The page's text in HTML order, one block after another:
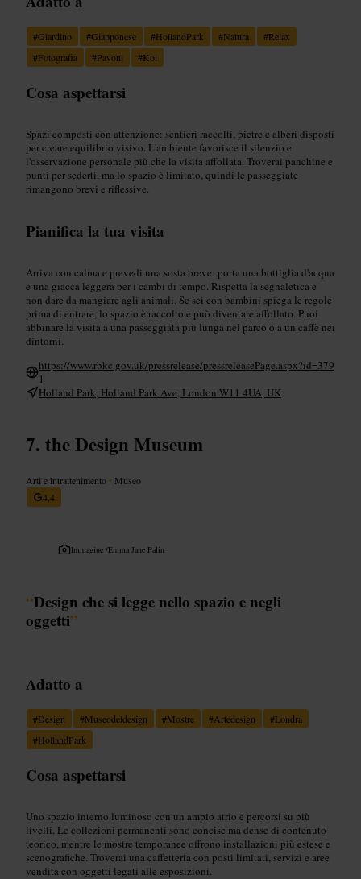
#Giardino #Giapponese #HollandPark #Natura #Relax
#Fotografia #Pavoni #Koi
Cosa aspettarsi
Spazi composti con attenzione: sentieri raccolti, pietre e alberi disposti
per creare equilibrio visivo. L'ambiente favorisce il silenzio e
l'osservazione personale più che la visita affollata. Troverai panchine e
punti per sederti, ma lo spazio è limitato, quindi le passeggiate
rimangono brevi e riflessive.
Pianifica la tua visita
Arriva con calma e prevedi una sosta breve: porta una bottiglia d'acqua
e una giacca leggera per i cambi di tempo. Rispetta la segnaletica e
non dare da mangiare agli animali. Se sei con bambini spiega le regole
prima di entrare, lo spazio è raccolto e può diventare affollato. Puoi
abbinare la visita a una passeggiata più lunga nel parco o a un caffè nei
dintorni.
https://www.rbkc.gov.uk/pressrelease/pressreleasePage.aspx?id=379
1
Holland Park, Holland Park Ave, London W11 4UA, UK
the Design Museum
Arti e intrattenimento • Museo
4,4
Immagine /Emma Jane Palin
“Design che si legge nello spazio e negli
oggetti”
Adatto a
#Design #Museodeldesign #Mostre #Artedesign #Londra
#HollandPark
Cosa aspettarsi
Uno spazio interno luminoso con un ampio atrio e percorsi su più
livelli. Le collezioni permanenti sono concise ma dense di contenuto
teorico, mentre le mostre temporanee offrono installazioni più estese e
scenografiche. Troverai una caffetteria con posti limitati, servizi e aree
vendita con oggetti legati alle esposizioni.